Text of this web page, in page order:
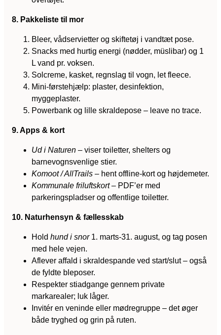
8. Pakkeliste til mor
Bleer, vådservietter og skiftetøj i vandtæt pose.
Snacks med hurtig energi (nødder, müslibar) og 1
L vand pr. voksen.
Solcreme, kasket, regnslag til vogn, let fleece.
Mini-førstehjælp: plaster, desinfektion,
myggeplaster.
Powerbank og lille skraldepose – leave no trace.
9. Apps & kort
Ud i Naturen – viser toiletter, shelters og
barnevognsvenlige stier.
Komoot / AllTrails – hent offline-kort og højdemeter.
Kommunale friluftskort– PDF’er med
parkeringspladser og offentlige toiletter.
10. Naturhensyn & fællesskab
Hold hund i snor1. marts-31. august, og tag posen
med hele vejen.
Aflever affald i skraldespande ved start/slut – også
de fyldte bleposer.
Respekter stiadgange gennem private
markarealer; luk låger.
Invitér en veninde eller mødregruppe – det øger
både tryghed og grin på ruten.